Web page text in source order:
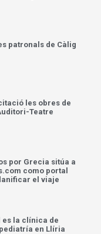
patronals de Càlig
les obres de
Teatre
por Grecia sitúa a
como portal
el viaje
es la clínica de
en Llíria